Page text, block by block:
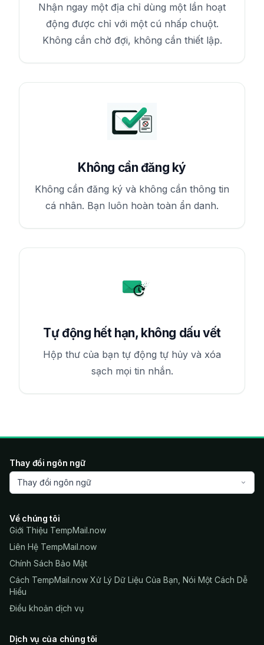
Nhận ngay một địa chỉ dùng một lần hoạt
động được chỉ với một cú nhấp chuột.
Không cần chờ đợi, không cần thiết lập.
Không cần đăng ký
Không cần đăng ký và không cần thông tin
cá nhân. Bạn luôn hoàn toàn ẩn danh.
Tự động hết hạn, không dấu vết
Hộp thư của bạn tự động tự hủy và xóa
sạch mọi tin nhắn.
Thay đổi ngôn ngữ
Thay đổi ngôn ngữ
Về chúng tôi
Giới Thiệu TempMail.now
Liên Hệ TempMail.now
Chính Sách Bảo Mật
Cách TempMail.now Xử Lý Dữ Liệu Của Bạn, Nói Một Cách Dễ
Hiểu
Điều khoản dịch vụ
Dịch vụ của chúng tôi